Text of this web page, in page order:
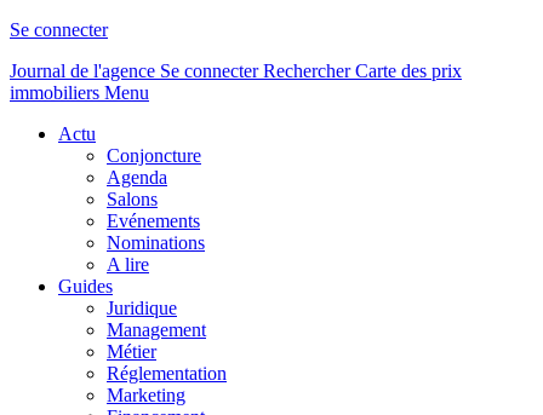
Se connecter
Journal de l'agence Se connecterRechercher Carte des prix
immobiliers Menu
Actu
Conjoncture
Agenda
Salons
Evénements
Nominations
A lire
Guides
Juridique
Management
Métier
Réglementation
Marketing